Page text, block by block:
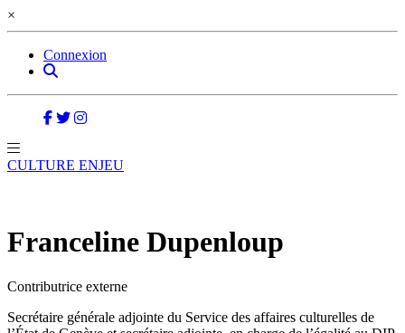
×
Connexion
CULTURE ENJEU
Franceline Dupenloup
Contributrice externe
Secrétaire générale adjointe du Service des affaires culturelles de